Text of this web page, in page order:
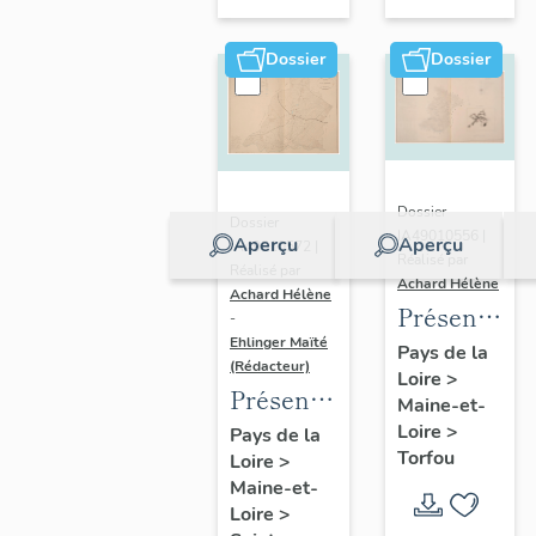
sur-
Moine
Dossier
Aperçu
IA49010572 |
Achard Hélène
-
Ehlinger Maïté
(Rédacteur)
Présentation
du
patrimoine
industriel
Pays de la
Loire >
Maine-et-
Loire >
Dossier
Aperçu
Dossier
IA49010556 |
Réalisé par
Achard Hélène
du
patrimoine
industriel
de la
commune
de
Pays de la
Loire >
Maine-et-
Loire >
Torfou